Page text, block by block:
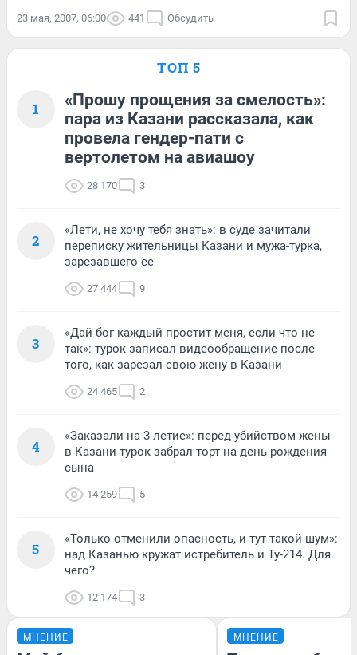
23 мая, 2007, 06:00 441 Обсудить
ТОП 5
1
«Прошу прощения за смелость»:
пара из Казани рассказала, как
провела гендер-пати с
вертолетом на авиашоу
28 170 3
2
«Лети, не хочу тебя знать»: в суде зачитали
переписку жительницы Казани и мужа-турка,
зарезавшего ее
27 444 9
3
«Дай бог каждый простит меня, если что не
так»: турок записал видеообращение после
того, как зарезал свою жену в Казани
24 465 2
4
«Заказали на 3-летие»: перед убийством жены
в Казани турок забрал торт на день рождения
сына
14 259 5
5
«Только отменили опасность, и тут такой шум»:
над Казанью кружат истребитель и Ту-214. Для
чего?
12 174 3
МНЕНИЕ МНЕНИЕ